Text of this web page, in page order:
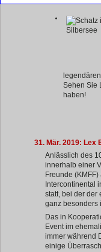
Sehen Sie
haben!
31. Mär. 2019: Lex
Anlässlich des
innerhalb einer
Freunde (KMFF)
Intercontinental
statt, bei der der
ganz besonders
Das in
Event im
immer während
einige